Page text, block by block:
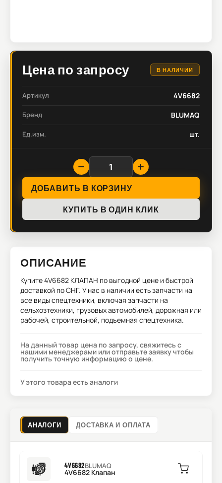
Цена по запросу В НАЛИЧИИ
Артикул 4V6682
Бренд BLUMAQ
Ед.изм. шт.
ДОБАВИТЬ В КОРЗИНУ
КУПИТЬ В ОДИН КЛИК
ОПИСАНИЕ
Купите4V6682 КЛАПАН по выгодной цене и быстрой
доставкой по СНГ. У нас в наличии есть запчасти на
все виды спецтехники, включая запчасти на
сельхозтехники, грузовых автомобилей, дорожная или
рабочей, строительной, подъемная спецтехника.
На данный товар цена по запросу, свяжитесь с
нашими менеджерами или отправьте заявку чтобы
получить точную информацию о цене.
У этого товара есть аналоги
АНАЛОГИ ДОСТАВКА И ОПЛАТА
4V6682BLUMAQ
4V6682 Клапан